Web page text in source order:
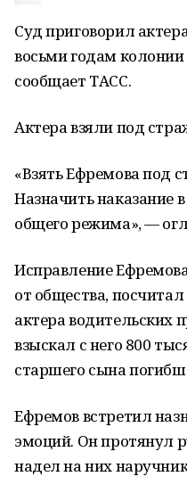
Суд приговорил
восьми годам колонии
сообщает ТАСС.
Актера взяли под
«Взять Ефремова под
Назначить наказание
общего режима», —
Исправление
от общества,
актера водительских
взыскал с него 800
старшего сына
Ефремов встретил
эмоций. Он протянул
надел на них